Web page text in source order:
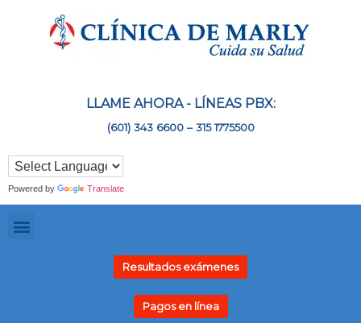
LLAME AHORA - LÍNEAS PBX:
(601) 343 6600 – 315 1775500
Powered by Translate
Resultados exámenes
Pagos en línea